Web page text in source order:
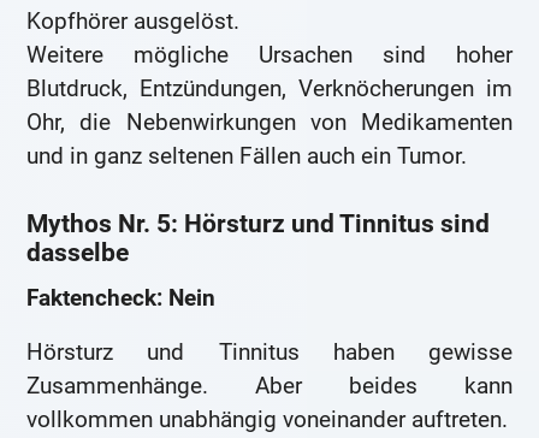
Kopfhörer ausgelöst.
Weitere mögliche Ursachen sind hoher
Blutdruck, Entzündungen, Verknöcherungen im
Ohr, die Nebenwirkungen von Medikamenten
und in ganz seltenen Fällen auch ein Tumor.
Mythos Nr. 5: Hörsturz und Tinnitus sind
dasselbe
Faktencheck: Nein
Hörsturz und Tinnitus haben gewisse
Zusammenhänge. Aber beides kann
vollkommen unabhängig voneinander auftreten.